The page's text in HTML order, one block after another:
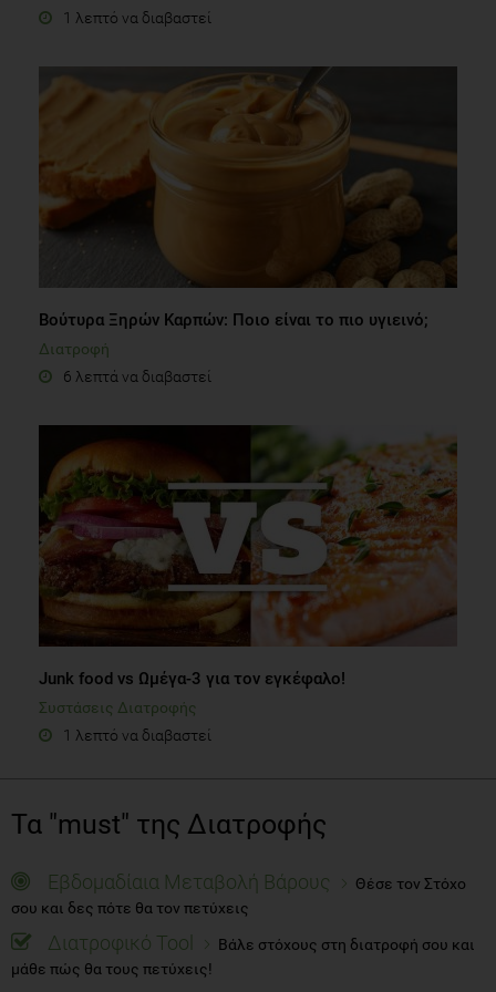
1 λεπτό να διαβαστεί
Βούτυρα Ξηρών Καρπών: Ποιο είναι το πιο υγιεινό;
Διατροφή
6 λεπτά να διαβαστεί
Junk food vs Ωμέγα-3 για τον εγκέφαλο!
Συστάσεις Διατροφής
1 λεπτό να διαβαστεί
Τα "must" της Διατροφής
Εβδομαδίαια Μεταβολή Βάρους
Θέσε τον Στόχο
σου και δες πότε θα τον πετύχεις
Διατροφικό Tool
Βάλε στόχους στη διατροφή σου και
μάθε πώς θα τους πετύχεις!